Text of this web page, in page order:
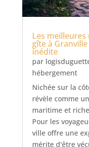
Les
gîte à
inédite
par
hébergement
Nichée sur la
révèle comme
maritime et
Pour les
ville offre une
mérite d'être